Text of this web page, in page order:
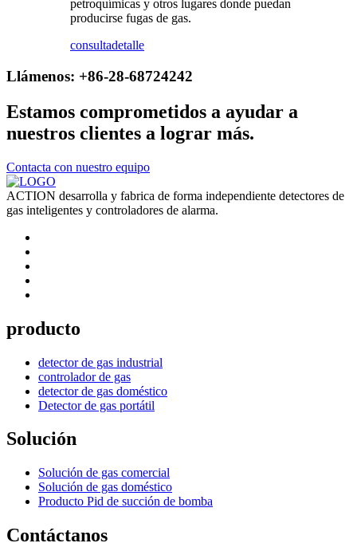
petroquímicas y otros lugares donde puedan
producirse fugas de gas.
consultadetalle
Llámenos: +86-28-68724242
Estamos comprometidos a ayudar a
nuestros clientes a lograr más.
Contacta con nuestro equipo
ACTION desarrolla y fabrica de forma independiente detectores de
gas inteligentes y controladores de alarma.
producto
detector de gas industrial
controlador de gas
detector de gas doméstico
Detector de gas portátil
Solución
Solución de gas comercial
Solución de gas doméstico
Producto Pid de succión de bomba
Contáctanos